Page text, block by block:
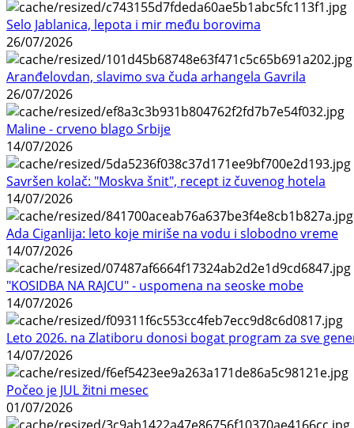
Selo Jablanica, lepota i mir među borovima
26/07/2026
Aranđelovdan, slavimo sva čuda arhangela Gavrila
26/07/2026
Maline - crveno blago Srbije
14/07/2026
Savršen kolač: "Moskva šnit", recept iz čuvenog hotela
14/07/2026
Ada Ciganlija: leto koje miriše na vodu i slobodno vreme
14/07/2026
"KOSIDBA NA RAJCU" - uspomena na seoske mobe
14/07/2026
Leto 2026. na Zlatiboru donosi bogat program za sve
14/07/2026
Počeo je JUL žitni mesec
01/07/2026